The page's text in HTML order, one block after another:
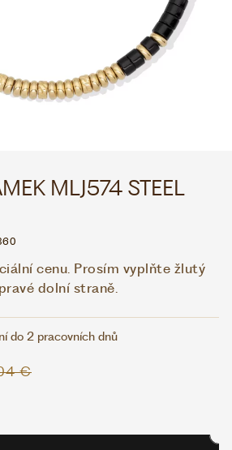
VIBER
+420 775 138 346
MLJ574 STEEL
cenu. Prosím vyplňte žlutý
dolní straně.
do 2 pracovních dnů
€